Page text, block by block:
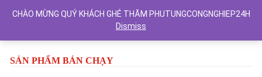
SẢN PHẨM BÁN CHẠY
CHÀO MỪNG QUÝ KHÁCH GHÉ THĂM PHUTUNGCONGNGHIEP24H
Dismiss